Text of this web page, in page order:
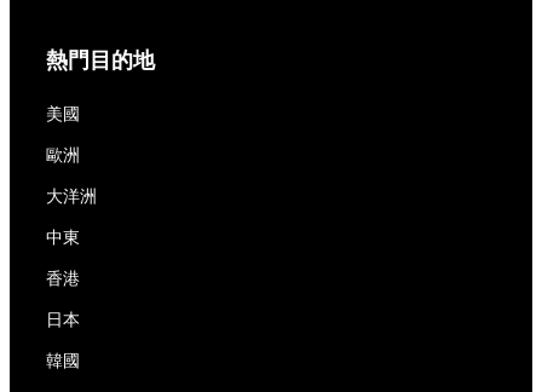
熱門目的地
美國
歐洲
大洋洲
中東
香港
日本
韓國